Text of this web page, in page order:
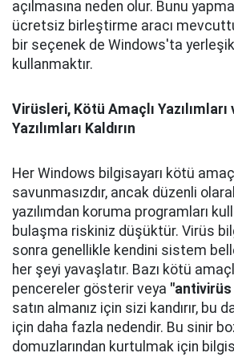
açılmasına neden olur. Bunu
ücretsiz birleştirme aracı
bir seçenek de Windows'ta yerleşik
kullanmaktır.
Virüsleri, Kötü Amaçlı Yazılımları
Yazılımları Kaldırın
Her Windows bilgisayarı kötü
savunmasızdır, ancak düzenli
yazılımdan koruma programları
bulaşma riskiniz düşüktür. Virüs
sonra genellikle kendini sistem
her şeyi yavaşlatır. Bazı kötü
pencereler gösterir veya "antivirüs
satın almanız için sizi kandırır, bu
için daha fazla nedendir. Bu sinir
domuzlarından kurtulmak için